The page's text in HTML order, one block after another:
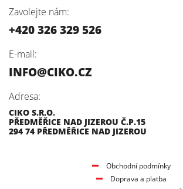
Zavolejte nám:
+420 326 329 526
E-mail:
INFO@CIKO.CZ
Adresa:
CIKO S.R.O.
PŘEDMĚŘICE NAD JIZEROU Č.P.15
294 74 PŘEDMĚŘICE NAD JIZEROU
Obchodní podmínky
Doprava a platba